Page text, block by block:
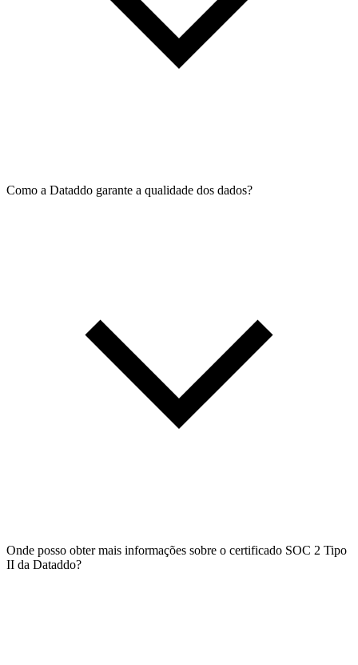
Como a Dataddo garante a qualidade dos dados?
Onde posso obter mais informações sobre o certificado SOC 2 Tipo
II da Dataddo?